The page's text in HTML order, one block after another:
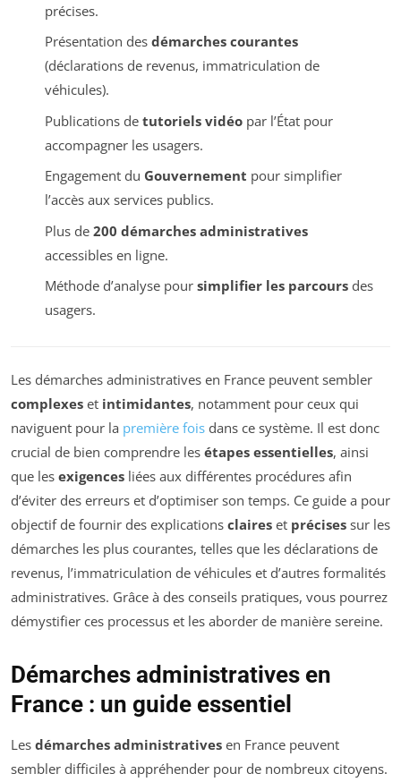
précises.
Présentation des démarches courantes
(déclarations de revenus, immatriculation de
véhicules).
Publications de tutoriels vidéopar l’État pour
accompagner les usagers.
Engagement du Gouvernement pour simplifier
l’accès aux services publics.
Plus de 200 démarches administratives
accessibles en ligne.
Méthode d’analyse pour simplifier les parcoursdes
usagers.
Les démarches administratives en France peuvent sembler
complexes et intimidantes, notamment pour ceux qui
naviguent pour la première fois dans ce système. Il est donc
crucial de bien comprendre les étapes essentielles, ainsi
que les exigences liées aux différentes procédures afin
d’éviter des erreurs et d’optimiser son temps. Ce guide a pour
objectif de fournir des explications claires et précises sur les
démarches les plus courantes, telles que les déclarations de
revenus, l’immatriculation de véhicules et d’autres formalités
administratives. Grâce à des conseils pratiques, vous pourrez
démystifier ces processus et les aborder de manière sereine.
Démarches administratives en
France : un guide essentiel
Les démarches administratives en France peuvent
sembler difficiles à appréhender pour de nombreux citoyens.